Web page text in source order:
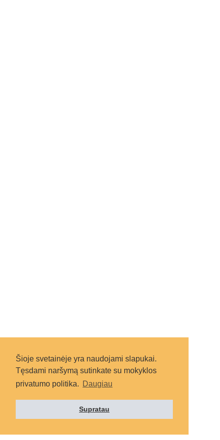
Šioje svetainėje yra naudojami slapukai.
Tęsdami naršymą sutinkate su mokyklos
privatumo politika. Daugiau
Supratau